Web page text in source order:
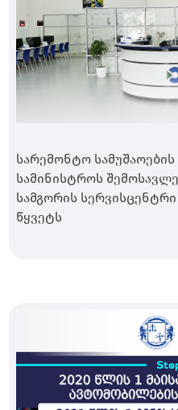
სარემონტო
სამინისტროს
სამგორის
წყვეტს